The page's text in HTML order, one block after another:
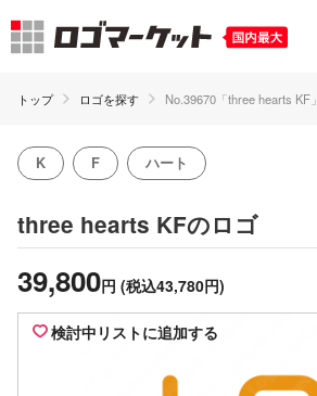
トップ ロゴを探す No.39670「three hearts KF」
K F ハート
three hearts KFのロゴ
39,800円 (税込43,780円)
検討中リストに追加する